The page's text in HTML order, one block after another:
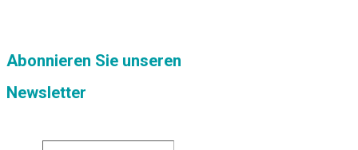
Abonnieren Sie unseren
Newsletter